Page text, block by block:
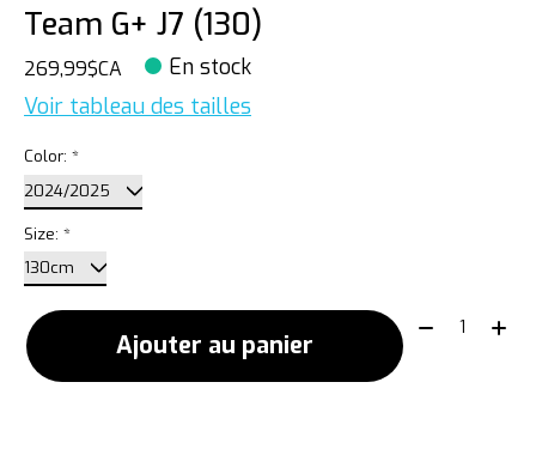
Team G+ J7 (130)
269,99$CA En stock
Voir tableau des tailles
Color: *
Size: *
Ajouter au panier
Quantité: